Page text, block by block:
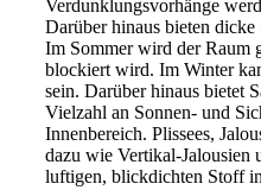
Verdunklungsvorhänge
Darüber hinaus bieten
Im Sommer wird der Raum
blockiert wird. Im Winter
sein. Darüber hinaus bietet
Vielzahl an Sonnen- und
Innenbereich. Plissees,
dazu wie Vertikal-Jalousien
luftigen, blickdichten Stoff